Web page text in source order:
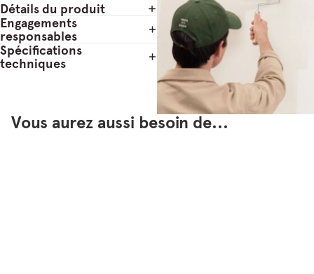
Détails du produit
Engagements
responsables
Spécifications
techniques
Vous aurez aussi besoin de...